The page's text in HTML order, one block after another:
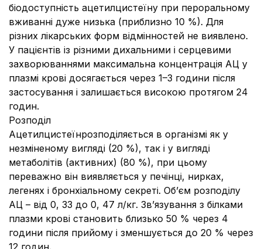
біодоступність ацетилцистеїну при пероральному
вживанні дуже низька (приблизно 10 %). Для
різних лікарських форм відмінностей не виявлено.
У пацієнтів із різними дихальними і серцевими
захворюваннями максимальна концентрація АЦ у
плазмі крові досягається через 1–3 години після
застосування і залишається високою протягом 24
годин.
Розподіл
Ацетилцистеїнрозподіляється в організмі як у
незміненому вигляді (20 %), так і у вигляді
метаболітів (активних) (80 %), при цьому
переважно він виявляється у печінці, нирках,
легенях і бронхіальному секреті. Об’єм розподілу
АЦ – від 0, 33 до 0, 47 л/кг. Зв’язування з білками
плазми крові становить близько 50 % через 4
години після прийому і зменшується до 20 % через
12 годин.